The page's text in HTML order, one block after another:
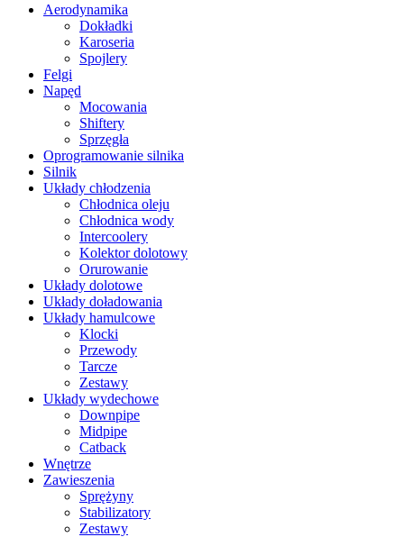
Aerodynamika
Dokładki
Karoseria
Spojlery
Felgi
Napęd
Mocowania
Shiftery
Sprzęgła
Oprogramowanie silnika
Silnik
Układy chłodzenia
Chłodnica oleju
Chłodnica wody
Intercoolery
Kolektor dolotowy
Orurowanie
Układy dolotowe
Układy doładowania
Układy hamulcowe
Klocki
Przewody
Tarcze
Zestawy
Układy wydechowe
Downpipe
Midpipe
Catback
Wnętrze
Zawieszenia
Sprężyny
Stabilizatory
Zestawy